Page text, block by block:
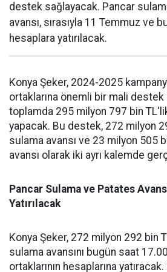
destek sağlayacak. Pancar
avansı, sırasıyla 11 Temmuz ve
hesaplara yatırılacak.
Konya Şeker, 2024-2025
ortaklarına önemli bir mali destek
toplamda 295 milyon 797 bin
yapacak. Bu destek, 272 milyon
sulama avansı ve 23 milyon 505
avansı olarak iki ayrı kalemde
Pancar Sulama ve Patates
Yatırılacak
Konya Şeker, 272 milyon 292 bin
sulama avansını bugün saat
ortaklarının hesaplarına